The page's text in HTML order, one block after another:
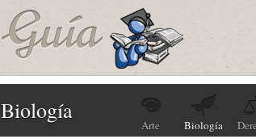
Biología
Arte Biología